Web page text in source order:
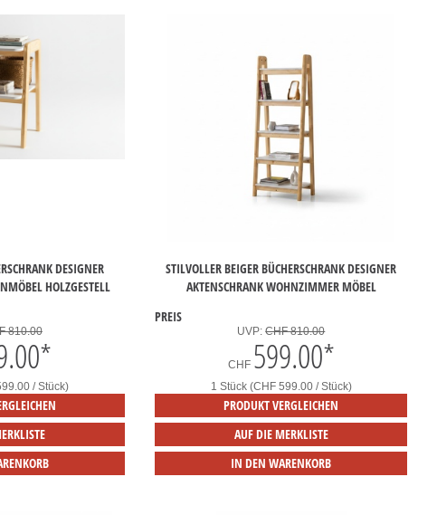
DESIGNER W
HOLZGESTELL
810.00
*
/ Stück)
STILVOLLER BEIGER BÜCHERSCHRANK DESIGNER
AKTENSCHRANK WOHNZIMMER MÖBEL
PREIS
UVP:CHF 810.00
CHF 599.00*
1 Stück (CHF 599.00 / Stück)
PRODUKT VERGLEICHEN
AUF DIE MERKLISTE
IN DEN WARENKORB